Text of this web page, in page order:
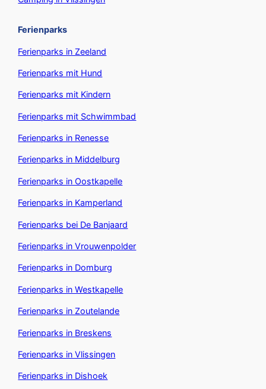
Ferienparks
Ferienparks in Zeeland
Ferienparks mit Hund
Ferienparks mit Kindern
Ferienparks mit Schwimmbad
Ferienparks in Renesse
Ferienparks in Middelburg
Ferienparks in Oostkapelle
Ferienparks in Kamperland
Ferienparks bei De Banjaard
Ferienparks in Vrouwenpolder
Ferienparks in Domburg
Ferienparks in Westkapelle
Ferienparks in Zoutelande
Ferienparks in Breskens
Ferienparks in Vlissingen
Ferienparks in Dishoek